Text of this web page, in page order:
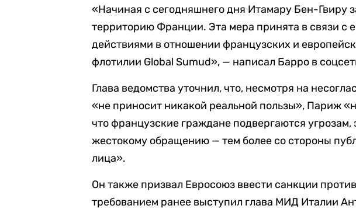
«Начиная с сегодняшнего дня Итамару Бен-Гвиру
территорию Франции. Эта мера принята в связи с
действиями в отношении французских и
флотилии Global Sumud», — написал Барро в
Глава ведомства уточнил, что, несмотря на
«не приносит никакой реальной пользы», Париж
что французские граждане подвергаются
жестокому обращению — тем более со стороны
лица».
Он также призвал Евросоюз ввести санкции
требованием ранее выступил глава МИД Италии